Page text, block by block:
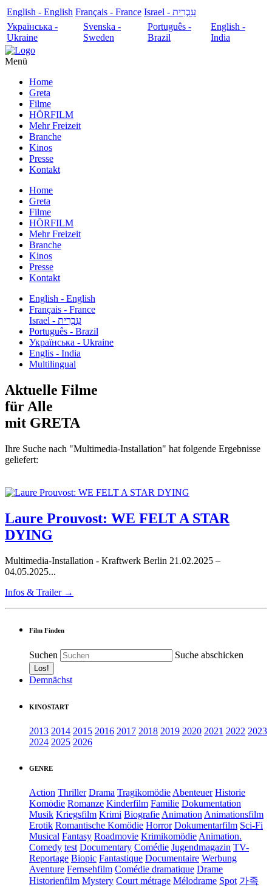
English - English Français - France
עִבְרִית - Israel
Українська -
Ukraine
Svenska -
Sweden
Português -
Brazil
English -
India
Menü
Home
Greta
Filme
HÖRFILM
Mehr Freizeit
Branche
Kinos
Presse
Kontakt
Home
Greta
Filme
HÖRFILM
Mehr Freizeit
Branche
Kinos
Presse
Kontakt
English - English
Français - France
עִבְרִית - Israel
Português - Brazil
Українська - Ukraine
Englis - India
Multilingual
Aktuelle Filme
für Alle
mit GRETA
Ihre Suche nach "Multimedia-Installation" hat folgende Ergebnisse
geliefert:
Laure Prouvost: WE FELT A STAR
DYING
Multimedia-Installation - Kraftwerk Berlin 21.02.2025 –
04.05.2025...
Infos & Trailer →
Film Finden
Suchen Suche abschicken
Demnächst
KINOSTART
2013 2014 2015 2016 2017 2018 2019 2020 2021 2022 2023
2024 2025 2026
GENRE
Action Thriller Drama TragikomödieAbenteuer Historie
Komödie Romanze Kinderfilm Familie Dokumentation
Musik Kriegsfilm Krimi BiografieAnimationAnimationsfilm
Erotik Romantische Komödie Horror Dokumentarfilm Sci-Fi
Musical Fantasy Roadmovie KrimikomödieAnimation.
Comedy test Documentary Comédie Jugendmagazin TV-
Reportage Biopic Fantastique Documentaire Werbung
Aventure Fernsehfilm Comédie dramatique Drame
Historienfilm Mystery Court métrage Mélodrame Spot 가족